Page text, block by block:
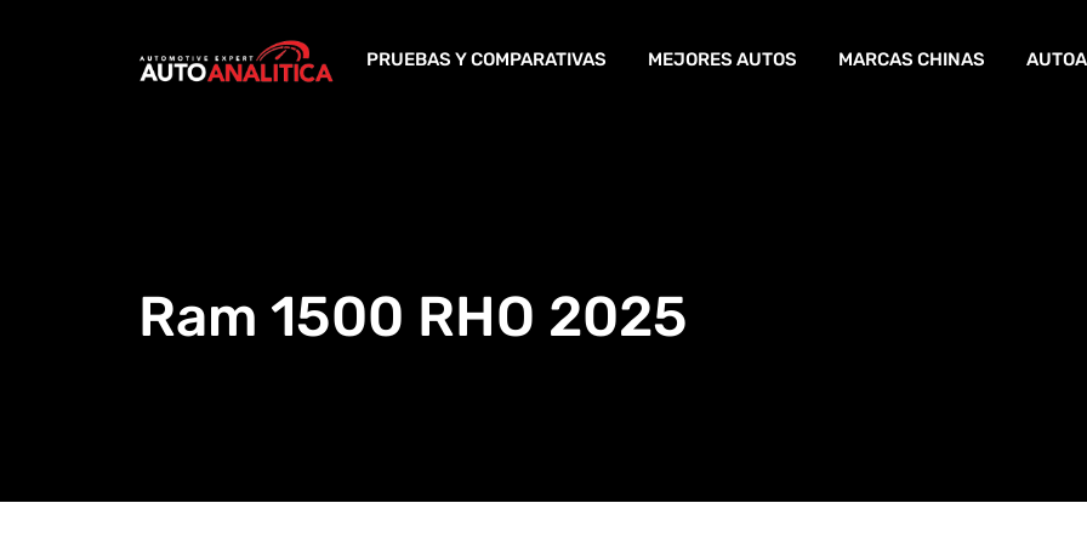
PRUEBAS Y COMPARATIVAS MEJORES AUTOS MARCAS CHINAS
Ram 1500 RHO 2025